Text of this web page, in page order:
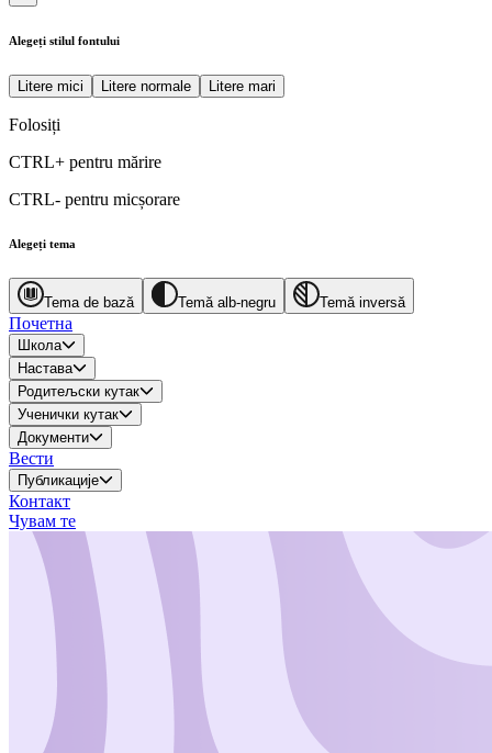
Alegeți stilul fontului
Litere mici Litere normale Litere mari
Folosiți
CTRL+ pentru mărire
CTRL- pentru micșorare
Alegeți tema
Tema de bază Temă alb-negru Temă inversă
Почетна
Школа
Настава
Родитељски кутак
Ученички кутак
Документи
Вести
Публикације
Контакт
Чувам те